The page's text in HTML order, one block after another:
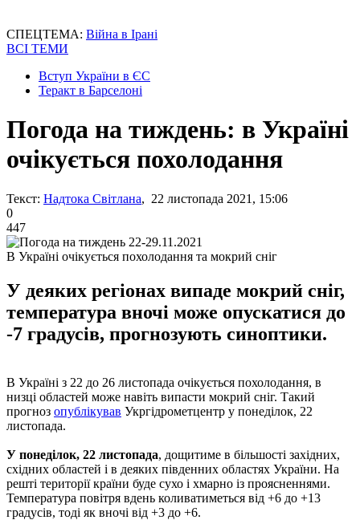
СПЕЦТЕМА: Війна в Ірані
ВСІ ТЕМИ
Вступ України в ЄС
Теракт в Барселоні
Погода на тиждень: в Україні
очікується похолодання
Текст: Надтока Світлана, 22 листопада 2021, 15:06
0
447
В Україні очікується похолодання та мокрий сніг
У деяких регіонах випаде мокрий сніг,
температура вночі може опускатися до
-7 градусів, прогнозують синоптики.
В Україні з 22 до 26 листопада очікується похолодання, в
низці областей може навіть випасти мокрий сніг. Такий
прогноз опублікував Укргідрометцентр у понеділок, 22
листопада.
У понеділок, 22 листопада, дощитиме в більшості західних,
східних областей і в деяких південних областях України. На
решті території країни буде сухо і хмарно із проясненнями.
Температура повітря вдень коливатиметься від +6 до +13
градусів, тоді як вночі від +3 до +6.